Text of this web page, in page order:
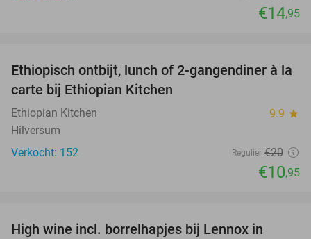
€14,95
45%
Ethiopisch ontbijt, lunch of 2-gangendiner à la
carte bij Ethiopian Kitchen
Ethiopian Kitchen 9.9 star
Hilversum
Verkocht: 152
Regulier €20
€10,95
High wine incl. borrelhapjes bij Lennox in